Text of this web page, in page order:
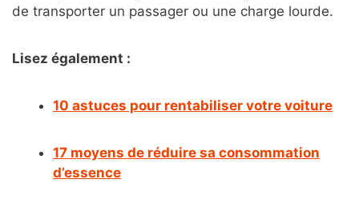
de transporter un passager ou une charge lourde.
Lisez également :
10 astuces pour rentabiliser votre voiture
17 moyens de réduire sa consommation
d’essence